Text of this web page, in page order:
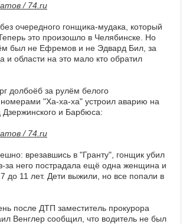
Фототоп
Видеотоп
/ 74.ru
очередного гонщика-мудака, который
это произошло в Челябинске. Но
был не Ефремов и не Эдвард Бил, за
и области на это мало кто обратил
долбоёб за рулём белого
номерами "Ха-ха-ха" устроил аварию на
Дзержинского и Барбюса:
/ 74.ru
врезавшись в "Гранту", гонщик убил
за него пострадала ещё одна женщина и
до 11 лет. Дети выжили, но все попали в
после ДТП заместитель прокурора
Венглер сообщил, что водитель не был